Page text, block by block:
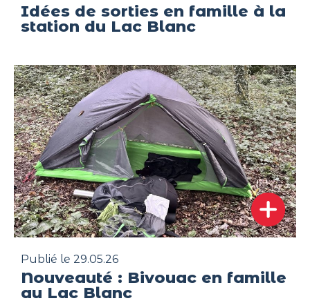
Idées de sorties en famille à la
station du Lac Blanc
Publié le 29.05.26
Nouveauté : Bivouac en famille
au Lac Blanc